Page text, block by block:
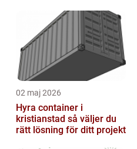
02 maj 2026
Hyra container i
kristianstad så väljer du
rätt lösning för ditt projekt